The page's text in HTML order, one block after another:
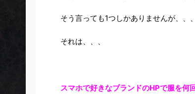
そう言っても1つしかありませんが、、、
それは、、、
スマホで好きなブランドのHPで服を何